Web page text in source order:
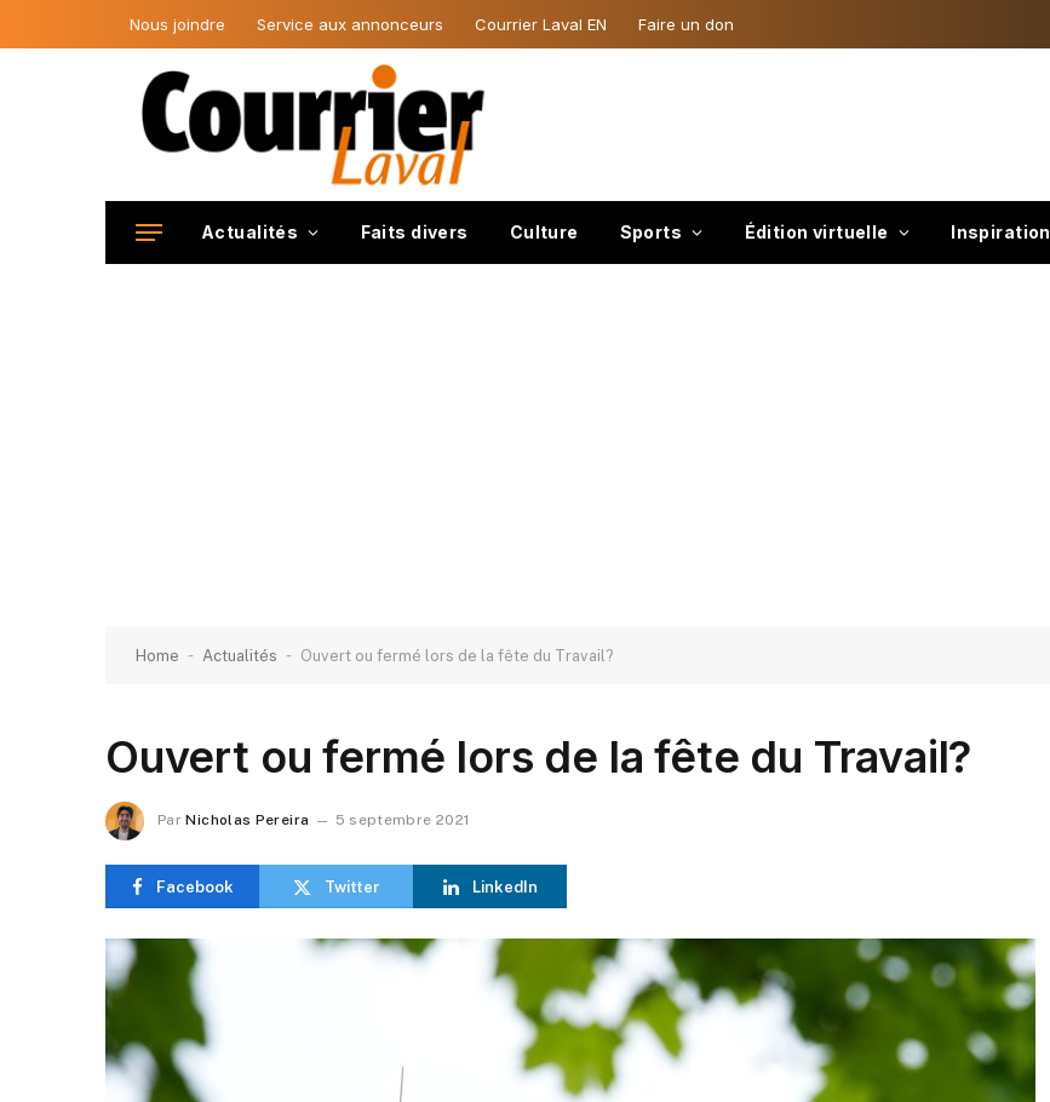
Nous joindre Service aux annonceurs Courrier Laval EN Faire un don
Actualités Faits divers Culture Sports Édition virtuelle Inspiration
Home - Actualités - Ouvert ou fermé lors de la fête du Travail?
Ouvert ou fermé lors de la fête du Travail?
Par Nicholas Pereira 5 septembre 2021
Facebook Twitter LinkedIn